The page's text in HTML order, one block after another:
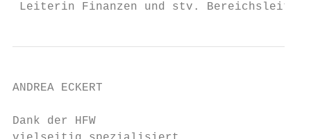
Leiterin Finanzen und stv.
ANDREA ECKERT
Dank der HFW